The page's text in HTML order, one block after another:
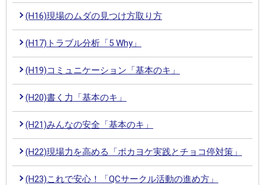
(H16)現場のムダの見つけ方取り方
(H17)トラブル分析「5 Why」
(H19)コミュニケーション「基本のキ」
(H20)書く力「基本のキ」
(H21)みんなの安全「基本のキ」
(H22)現場力を高める「ポカヨケ実践とチョコ停対策」
(H23)これで安心！「QCサークル活動の進め方」